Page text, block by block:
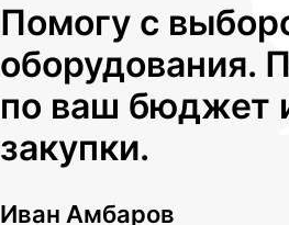
Помогу с
оборудования.
по ваш бюджет
закупки.
Иван Амбаров